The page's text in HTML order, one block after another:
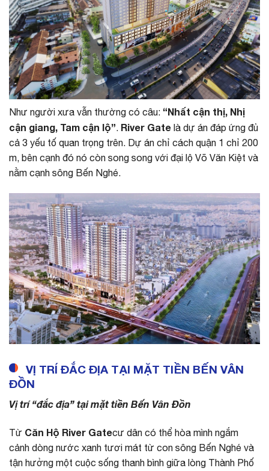
Như người xưa vẫn thường có câu: “Nhất cận thị, Nhị
cận giang, Tam cận lộ”. River Gate là dự án đáp ứng đủ
cả 3 yếu tố quan trọng trên. Dự án chỉ cách quận 1 chỉ 200
m, bên cạnh đó nó còn song song với đại lộ Võ Văn Kiệt và
nằm cạnh sông Bến Nghé.
VỊ TRÍ ĐẮC ĐỊA TẠI MẶT TIỀN BẾN VÂN
ĐỒN
Vị trí “đắc địa” tại mặt tiền Bến Vân Đồn
Từ Căn Hộ River Gatecư dân có thể hòa mình ngắm
cảnh dòng nước xanh tươi mát từ con sông Bến Nghé và
tận hưởng một cuộc sống thanh bình giữa lòng Thành Phố